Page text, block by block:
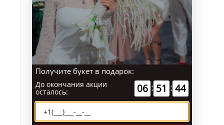
Получите букет в подарок:
До окончания акции
осталось: 00 : 29 : 58